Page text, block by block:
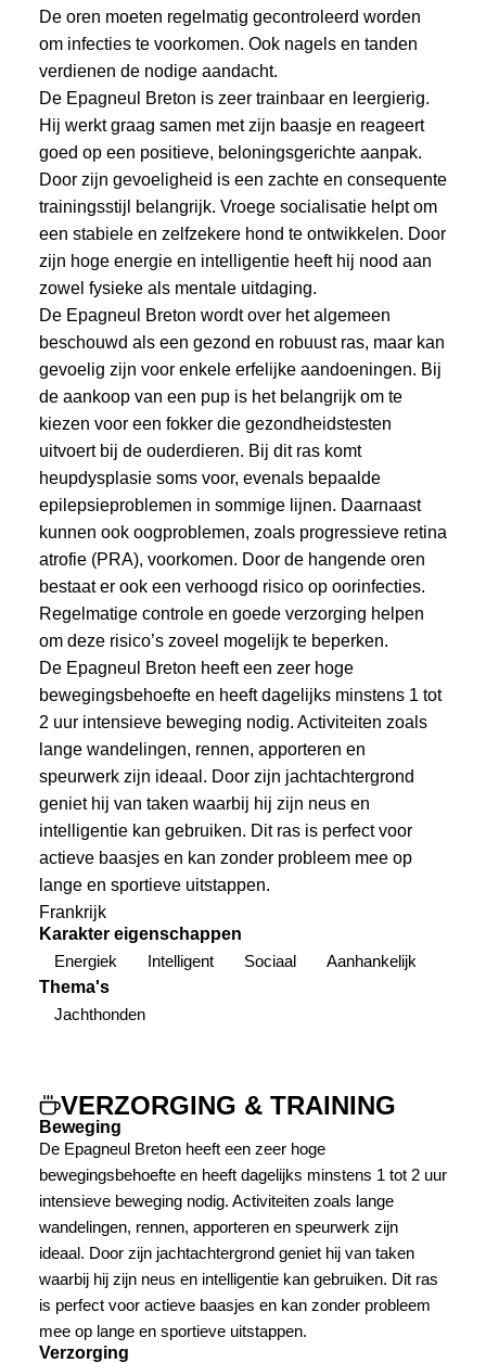
De oren moeten regelmatig gecontroleerd worden
om infecties te voorkomen. Ook nagels en tanden
verdienen de nodige aandacht.
De Epagneul Breton is zeer trainbaar en leergierig.
Hij werkt graag samen met zijn baasje en reageert
goed op een positieve, beloningsgerichte aanpak.
Door zijn gevoeligheid is een zachte en consequente
trainingsstijl belangrijk. Vroege socialisatie helpt om
een stabiele en zelfzekere hond te ontwikkelen. Door
zijn hoge energie en intelligentie heeft hij nood aan
zowel fysieke als mentale uitdaging.
De Epagneul Breton wordt over het algemeen
beschouwd als een gezond en robuust ras, maar kan
gevoelig zijn voor enkele erfelijke aandoeningen. Bij
de aankoop van een pup is het belangrijk om te
kiezen voor een fokker die gezondheidstesten
uitvoert bij de ouderdieren. Bij dit ras komt
heupdysplasie soms voor, evenals bepaalde
epilepsieproblemen in sommige lijnen. Daarnaast
kunnen ook oogproblemen, zoals progressieve retina
atrofie (PRA), voorkomen. Door de hangende oren
bestaat er ook een verhoogd risico op oorinfecties.
Regelmatige controle en goede verzorging helpen
om deze risico’s zoveel mogelijk te beperken.
De Epagneul Breton heeft een zeer hoge
bewegingsbehoefte en heeft dagelijks minstens 1 tot
2 uur intensieve beweging nodig. Activiteiten zoals
lange wandelingen, rennen, apporteren en
speurwerk zijn ideaal. Door zijn jachtachtergrond
geniet hij van taken waarbij hij zijn neus en
intelligentie kan gebruiken. Dit ras is perfect voor
actieve baasjes en kan zonder probleem mee op
lange en sportieve uitstappen.
Frankrijk
Karakter eigenschappen
Energiek
Intelligent Sociaal
Aanhankelijk
Thema's
Jachthonden
VERZORGING & TRAINING
Beweging
De Epagneul Breton heeft een zeer hoge
bewegingsbehoefte en heeft dagelijks minstens 1 tot 2 uur
intensieve beweging nodig. Activiteiten zoals lange
wandelingen, rennen, apporteren en speurwerk zijn
ideaal. Door zijn jachtachtergrond geniet hij van taken
waarbij hij zijn neus en intelligentie kan gebruiken. Dit ras
is perfect voor actieve baasjes en kan zonder probleem
mee op lange en sportieve uitstappen.
Verzorging